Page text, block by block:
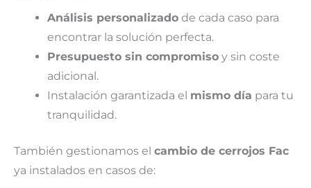
Análisis personalizado de cada caso para
encontrar la solución perfecta.
Presupuesto sin compromiso y sin coste
adicional.
Instalación garantizada el mismo día para tu
tranquilidad.
También gestionamos el cambio de cerrojos Fac
ya instalados en casos de: